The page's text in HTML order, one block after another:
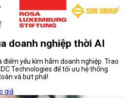
doanh nghiệp thời AI
yếu kìm hãm doanh nghiệp. Trao
Technologies để tối ưu hệ thống
và bứt phá!
giá